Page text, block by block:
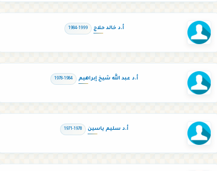
أ.د خالد حلاج 1984-1999
أ.د عبد الله شيخ إبراهيم 1978-1984
أ.د سليم ياسين 1971-1978